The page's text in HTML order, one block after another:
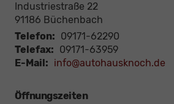
Industriestraße 22
91186 Büchenbach
Telefon: 09171-62290
Telefax: 09171-63959
E-Mail: info@autohausknoch.de
Öffnungszeiten